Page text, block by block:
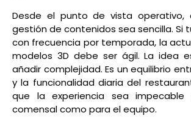
Desde el punto de vista operativo,
gestión de contenidos sea sencilla. Si
con frecuencia por temporada, la
modelos 3D debe ser ágil. La idea
añadir complejidad. Es un equilibrio
y la funcionalidad diaria del
que la experiencia sea
comensal como para el equipo.